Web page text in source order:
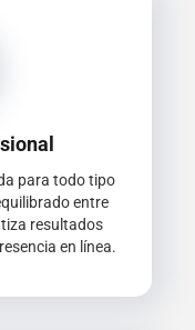
para todo tipo
entre
resultados
en línea.